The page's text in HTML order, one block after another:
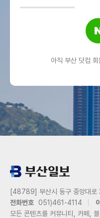
아직 부산 닷컴
[48789] 부산시 동구 중앙대로
전화번호
051)461-4114
모든 콘텐츠를 커뮤니티, 카페,